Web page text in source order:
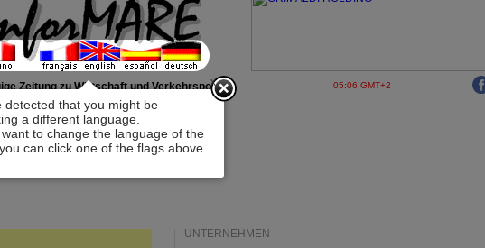
detected that you might be
a different language.
to change the language of the
can click one of the flags above.
x
Zeitung zu Wirtschaft und Verkehrspolitik 05:06 GMT+2
UNTERNEHMEN